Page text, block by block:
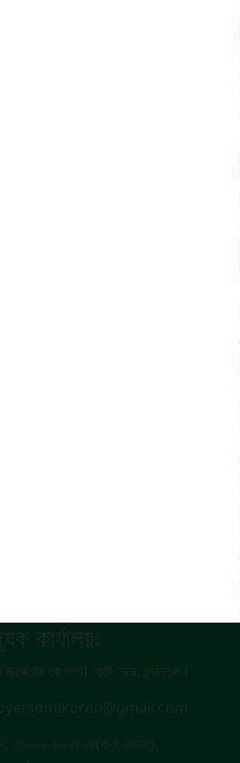
কার্যালয়ঃ
৩য় তলা) কোর্ট রোড, চুয়াডাঙ্গা।
৪০১৪৬৪(বার্তা-বিভাগ),